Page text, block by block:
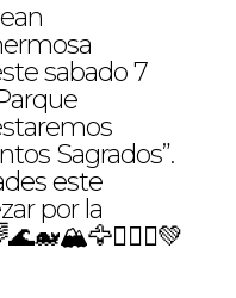
sabado 7
Sagrados”.
este
por la